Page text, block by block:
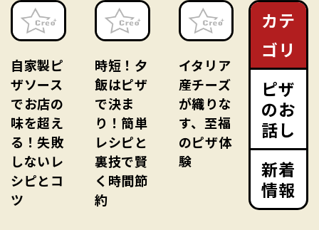
自家製ピ
ザソース
でお店の
味を超え
る！失敗
しないレ
シピとコ
ツ
時短！夕
飯はピザ
で決ま
り！簡単
レシピと
裏技で賢
く時間節
約
イタリア
産チーズ
が織りな
す、至福
のピザ体
験
カテ
ゴリ
ピザ
のお
話し
新着
情報